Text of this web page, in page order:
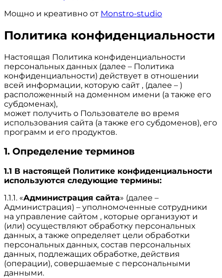
Мощно и креативно от Monstro-studio
Политика конфиденциальности
Настоящая Политика конфиденциальности
персональных данных (далее – Политика
конфиденциальности) действует в отношении
всей информации, которую сайт , (далее – )
расположенный на доменном имени (а также его
субдоменах),
может получить о Пользователе во время
использования сайта (а также его субдоменов), его
программ и его продуктов.
1. Определение терминов
1.1 В настоящей Политике конфиденциальности
используются следующие термины:
1.1.1. «Администрация сайта» (далее –
Администрация) – уполномоченные сотрудники
на управление сайтом , которые организуют и
(или) осуществляют обработку персональных
данных, а также определяет цели обработки
персональных данных, состав персональных
данных, подлежащих обработке, действия
(операции), совершаемые с персональными
данными.